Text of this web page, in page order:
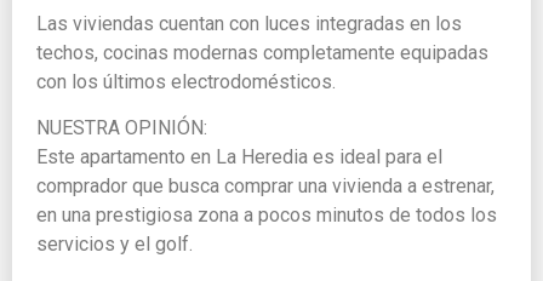
Las viviendas cuentan con luces integradas en los
techos, cocinas modernas completamente equipadas
con los últimos electrodomésticos.
NUESTRA OPINIÓN:
Este apartamento en La Heredia es ideal para el
comprador que busca comprar una vivienda a estrenar,
en una prestigiosa zona a pocos minutos de todos los
servicios y el golf.